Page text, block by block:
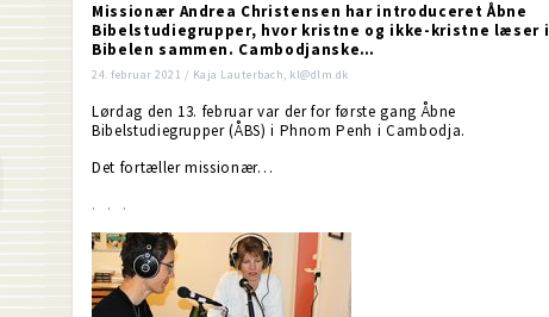
Missionær Andrea Christensen har introduceret Åbne
Bibelstudiegrupper, hvor kristne og ikke-kristne læser i
Bibelen sammen. Cambodjanske…
24. februar 2021 / Kaja Lauterbach, kl@dlm.dk
Lørdag den 13. februar var der for første gang Åbne
Bibelstudiegrupper (ÅBS) i Phnom Penh i Cambodja.
Det fortæller missionær…